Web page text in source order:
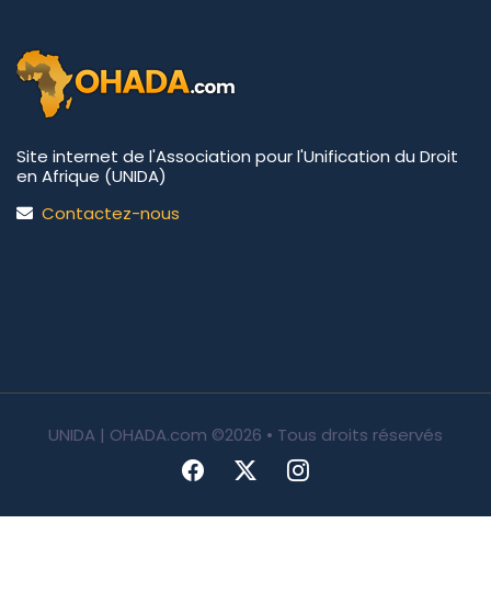
Site internet de l'Association pour l'Unification du Droit
en Afrique (UNIDA)
Contactez-nous
UNIDA | OHADA.com ©2026 • Tous droits réservés